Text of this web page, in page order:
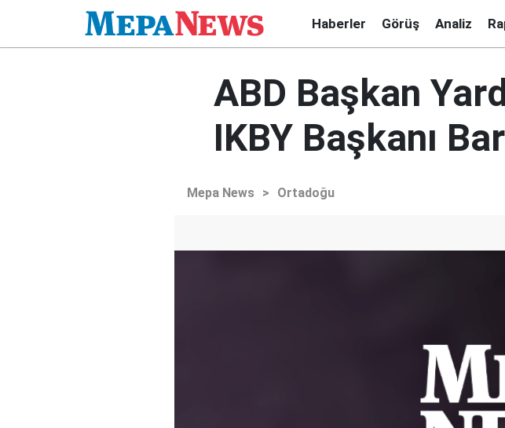
Haberler Görüş Analiz
ABD Başkan
IKBY Başkanı
Mepa News > Ortadoğu